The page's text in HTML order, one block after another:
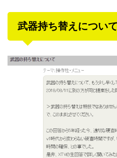
武器持ち替えについ